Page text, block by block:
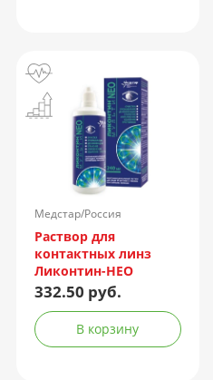
Медстар/Россия
Раствор для
контактных линз
Ликонтин-НЕО
Мульти 240мл
332.50 руб.
В корзину